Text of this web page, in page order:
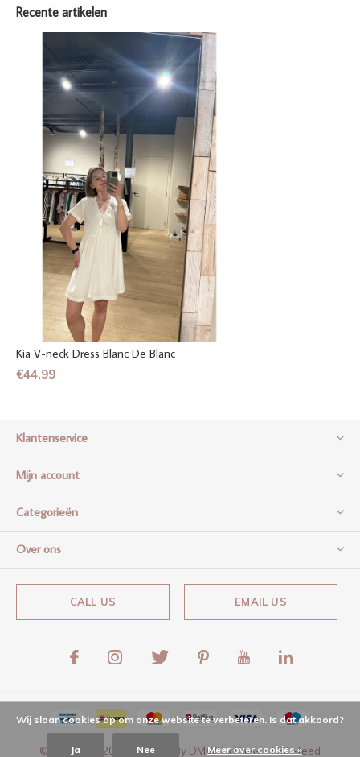
Recente artikelen
Kia V-neck Dress Blanc De Blanc
€44,99
Klantenservice
Mijn account
Categorieën
Over ons
CALL US EMAIL US
© Copyright 2026 - Theme By DMWSxPlus+-RSS-feed
Wij slaan cookies op om onze website te verbeteren. Is dat akkoord?
Ja Nee Meer over cookies »